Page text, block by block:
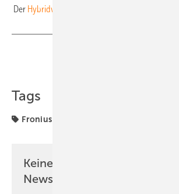
Der Hybridwechselrichter
Tags
Fronius
Keine Zeit? Kein Problem mit
Newsletter!